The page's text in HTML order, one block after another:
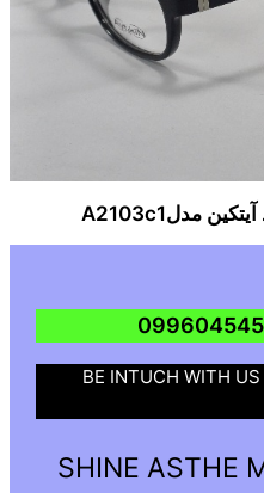
BE INTUCH WITH
SHINE ASTHE